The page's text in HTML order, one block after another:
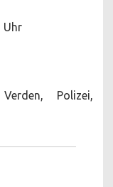
Uhr
Polizei,